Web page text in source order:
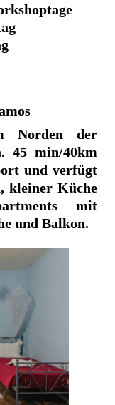
Norden der
45 min/40km
und verfügt
kleiner Küche
mit
und Balkon.